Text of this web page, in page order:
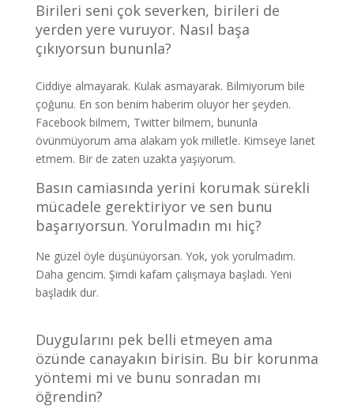
Birileri seni çok severken, birileri de
yerden yere vuruyor. Nasıl başa
çıkıyorsun bununla?
Ciddiye almayarak. Kulak asmayarak. Bilmiyorum bile
çoğunu. En son benim haberim oluyor her şeyden.
Facebook bilmem, Twitter bilmem, bununla
övünmüyorum ama alakam yok milletle. Kimseye lanet
etmem. Bir de zaten uzakta yaşıyorum.
Basın camiasında yerini korumak sürekli
mücadele gerektiriyor ve sen bunu
başarıyorsun. Yorulmadın mı hiç?
Ne güzel öyle düşünüyorsan. Yok, yok yorulmadım.
Daha gencim. Şimdi kafam çalışmaya başladı. Yeni
başladık dur.
Duygularını pek belli etmeyen ama
özünde canayakın birisin. Bu bir korunma
yöntemi mi ve bunu sonradan mı
öğrendin?